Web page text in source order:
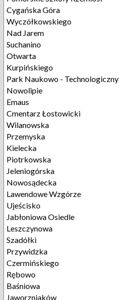
Cygańska Góra
Wyczółkowskiego
Nad Jarem
Suchanino
Otwarta
Kurpińskiego
Park Naukowo - Technologiczny
Nowolipie
Emaus
Cmentarz Łostowicki
Wilanowska
Przemyska
Kielecka
Piotrkowska
Jeleniogórska
Nowosądecka
Lawendowe Wzgórze
Ujeścisko
Jabłoniowa Osiedle
Leszczynowa
Szadółki
Przywidzka
Czermińskiego
Rębowo
Baśniowa
Jaworzniaków